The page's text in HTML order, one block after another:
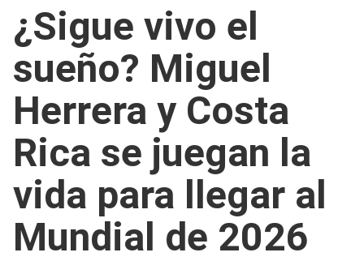
¿Sigue vivo el
sueño? Miguel
Herrera y Costa
Rica se juegan la
vida para llegar al
Mundial de 2026